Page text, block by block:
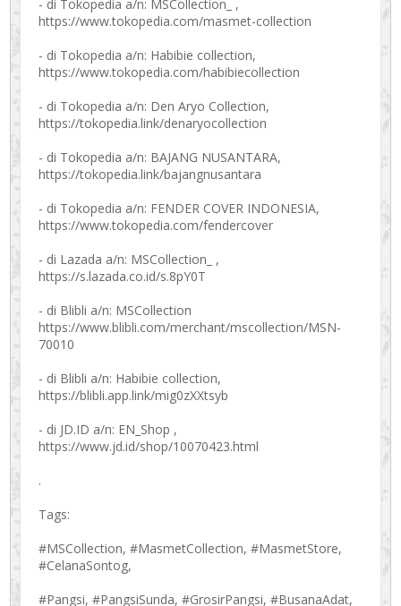
- di Tokopedia a/n: MSCollection_ ,
https://www.tokopedia.com/masmet-collection
- di Tokopedia a/n: Habibie collection,
https://www.tokopedia.com/habibiecollection
- di Tokopedia a/n: Den Aryo Collection,
https://tokopedia.link/denaryocollection
- di Tokopedia a/n: BAJANG NUSANTARA,
https://tokopedia.link/bajangnusantara
- di Tokopedia a/n: FENDER COVER INDONESIA,
https://www.tokopedia.com/fendercover
- di Lazada a/n: MSCollection_ ,
https://s.lazada.co.id/s.8pY0T
- di Blibli a/n: MSCollection
https://www.blibli.com/merchant/mscollection/MSN-
70010
- di Blibli a/n: Habibie collection,
https://blibli.app.link/mig0zXXtsyb
- di JD.ID a/n: EN_Shop ,
https://www.jd.id/shop/10070423.html
.
Tags:
#MSCollection, #MasmetCollection, #MasmetStore,
#CelanaSontog,
#Pangsi, #PangsiSunda, #GrosirPangsi, #BusanaAdat,